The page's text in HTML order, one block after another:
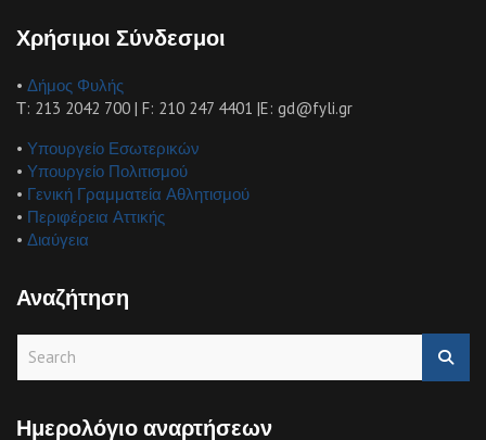
Χρήσιμοι Σύνδεσμοι
• Δήμος Φυλής
Τ: 213 2042 700 | F: 210 247 4401 |E: gd@fyli.gr
• Υπουργείο Εσωτερικών
• Υπουργείο Πολιτισμού
• Γενική Γραμματεία Αθλητισμού
• Περιφέρεια Αττικής
• Διαύγεια
Αναζήτηση
Ημερολόγιο αναρτήσεων